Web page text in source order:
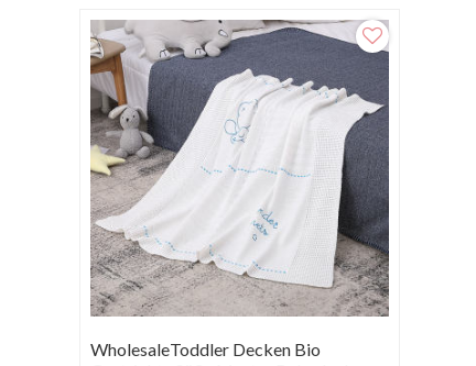
WholesaleToddler Decken Bio